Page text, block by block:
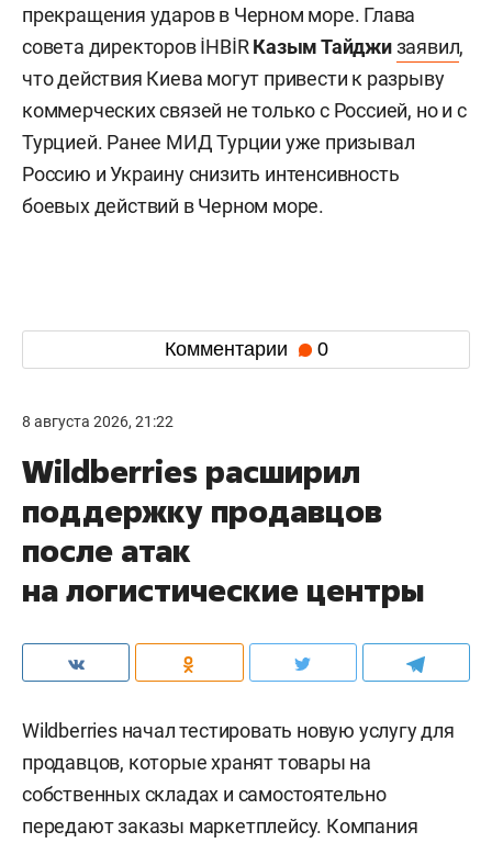
прекращения ударов в Черном море. Глава
совета директоров İHBİRКазым Тайджизаявил,
что действия Киева могут привести к разрыву
коммерческих связей не только с Россией, но и с
Турцией. Ранее МИД Турции уже призывал
Россию и Украину снизить интенсивность
боевых действий в Черном море.
Комментарии 0
8 августа 2026, 21:22
Wildberries расширил
поддержку продавцов
после атак
на логистические центры
Wildberries начал тестировать новую услугу для
продавцов, которые хранят товары на
собственных складах и самостоятельно
передают заказы маркетплейсу. Компания